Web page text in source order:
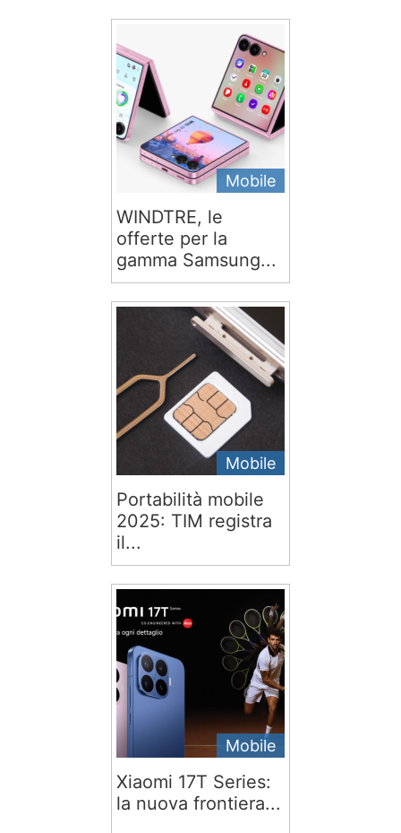
Mobile
WINDTRE, le
offerte per la
gamma Samsung...
Mobile
Portabilità mobile
2025: TIM registra
il...
Mobile
Xiaomi 17T Series:
la nuova frontiera...